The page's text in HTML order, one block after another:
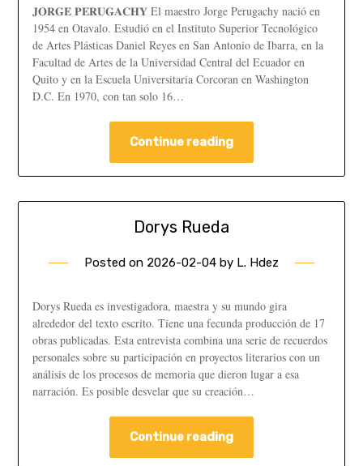
𝐉𝐎𝐑𝐆𝐄 𝐏𝐄𝐑𝐔𝐆𝐀𝐂𝐇𝐘 El maestro Jorge Perugachy nació en
1954 en Otavalo. Estudió en el Instituto Superior Tecnológico
de Artes Plásticas Daniel Reyes en San Antonio de Ibarra, en la
Facultad de Artes de la Universidad Central del Ecuador en
Quito y en la Escuela Universitaria Corcoran en Washington
D.C. En 1970, con tan solo 16…
Continue reading
Dorys Rueda
Posted on 2026-02-04 by L. Hdez
Dorys Rueda es investigadora, maestra y su mundo gira
alrededor del texto escrito. Tiene una fecunda producción de 17
obras publicadas. Esta entrevista combina una serie de recuerdos
personales sobre su participación en proyectos literarios con un
análisis de los procesos de memoria que dieron lugar a esa
narración. Es posible desvelar que su creación…
Continue reading